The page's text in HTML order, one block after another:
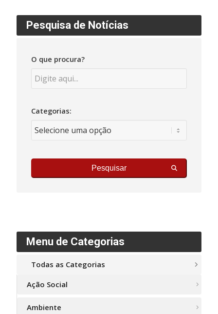
Pesquisa de Notícias
O que procura?
Categorias:
Pesquisar
Menu de Categorias
Todas as Categorias
Ação Social
Ambiente